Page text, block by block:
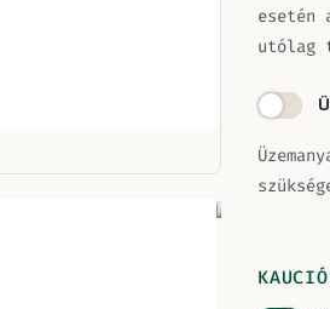
utólag
KAUCIÓ